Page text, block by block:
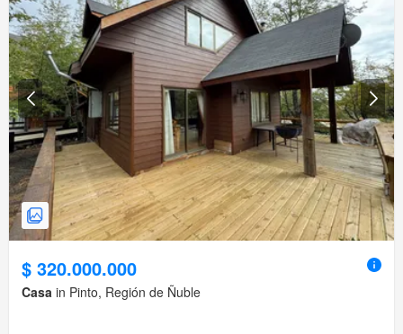
$ 320.000.000
Casa in Pinto, Región de Ñuble